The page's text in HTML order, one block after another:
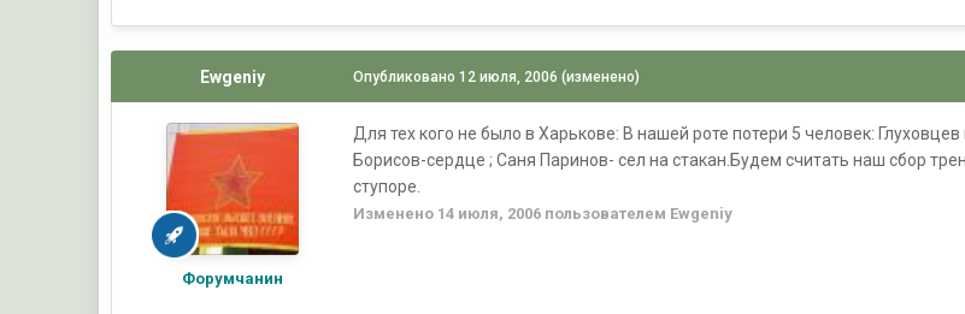
Ewgeniy
Форумчанин
Опубликовано12 июля, 2006 (изменено)
Для тех кого не было в Харькове: В нашей роте потери 5 человек:
Борисов-сердце ; Саня Паринов- сел на стакан.Будем считать наш сбор
ступоре.
Изменено 14 июля, 2006 пользователем Ewgeniy